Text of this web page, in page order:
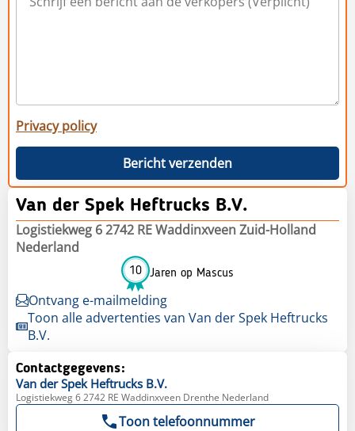
Privacy policy
Bericht verzenden
Van der Spek Heftrucks B.V.
Logistiekweg 6 2742 RE Waddinxveen Zuid-Holland
Nederland
10 Jaren op Mascus
Ontvang e-mailmelding
Toon alle advertenties van Van der Spek Heftrucks
B.V.
Contactgegevens:
Van der Spek Heftrucks B.V.
Logistiekweg 6 2742 RE Waddinxveen Drenthe Nederland
Toon telefoonnummer